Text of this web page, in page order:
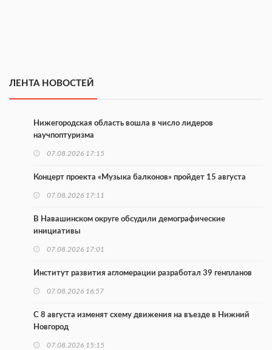
ЛЕНТА НОВОСТЕЙ
Нижегородская область вошла в число лидеров
научпоптуризма
07.08.2026 17:15
Концерт проекта «Музыка балконов» пройдет 15 августа
07.08.2026 17:11
В Навашинском округе обсудили демографические
инициативы
07.08.2026 17:01
Институт развития агломерации разработал 39 генпланов
07.08.2026 16:57
С 8 августа изменят схему движения на въезде в Нижний
Новгород
07.08.2026 15:15